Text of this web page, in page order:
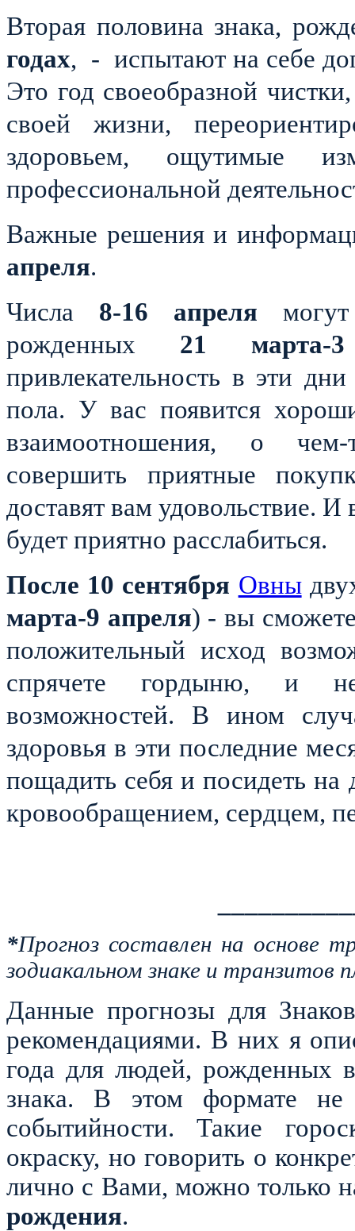
Вторая половина знака,
годах, - испытают на себе
Это год своеобразной
своей жизни,
здоровьем, ощутимые
профессиональной
Важные решения и
апреля.
Числа 8-16 апреля
рожденных 21 марта-
привлекательность в эти
пола. У вас появится
взаимоотношения, о чем-
совершить приятные
доставят вам удовольствие.
будет приятно расслабиться.
После 10 сентября Овны
марта-9 апреля) - вы
положительный исход
спрячете гордыню, и
возможностей. В ином
здоровья в эти последние
пощадить себя и посидеть
кровообращением, сердцем,
*Прогноз составлен на основе
зодиакальном знаке и транзитов
Данные прогнозы для
рекомендациями. В них я
года для людей, рожденных
знака. В этом формате не
событийности. Такие
окраску, но говорить о
лично с Вами, можно только
рождения.